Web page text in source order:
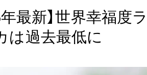
年最新】世界幸福
は過去最低に